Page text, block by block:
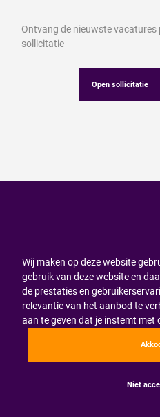
Ontvang de nieuwste vacatures
sollicitatie
Open sollicitatie
Wij maken op deze website
gebruik van deze website en
de prestaties en
relevantie van het aanbod te
aan te geven dat je instemt met
Niet